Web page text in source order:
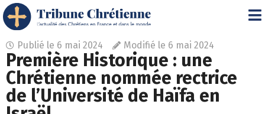
Publié le 6 mai 2024 Modifié le 6 mai 2024
Première Historique : une
Chrétienne nommée rectrice
de l’Université de Haïfa en